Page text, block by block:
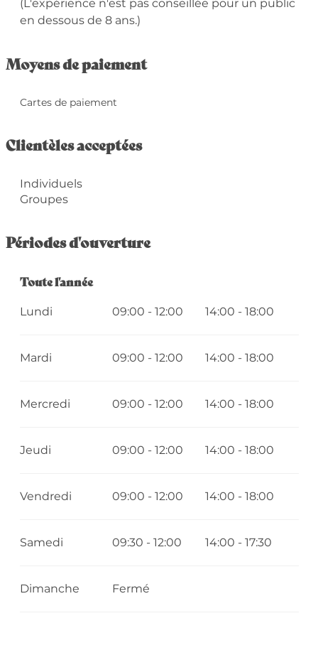
(L'expérience n'est pas conseillée pour un public
en dessous de 8 ans.)
Moyens de paiement
Cartes de paiement
Clientèles acceptées
Individuels
Groupes
Périodes d'ouverture
Toute l'année
Toute l'année
Lundi 09:00 - 12:00 14:00 - 18:00
Mardi 09:00 - 12:00 14:00 - 18:00
Mercredi 09:00 - 12:00 14:00 - 18:00
Jeudi 09:00 - 12:00 14:00 - 18:00
Vendredi 09:00 - 12:00 14:00 - 18:00
Samedi 09:30 - 12:00 14:00 - 17:30
Dimanche Fermé